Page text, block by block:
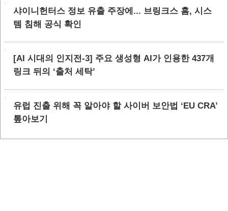
샤이니헌터스 정보 유출 주장에... 브링크스 홈, 시스
템 침해 공식 확인
[AI 시대의 인지전-3] 주요 생성형 AI가 인용한 437개
링크 뒤의 ‘출처 세탁’
유럽 진출 위해 꼭 알아야 할 사이버 보안법 ‘EU CRA’
톺아보기